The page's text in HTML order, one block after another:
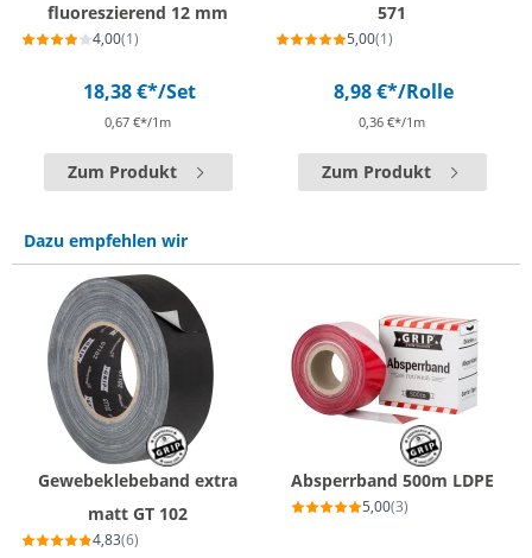
fluoreszierend 12 mm
4,00(1)
18,38 €*/Set
0,67 €*/1m
Zum Produkt
571
5,00(1)
8,98 €*/Rolle
0,36 €*/1m
Zum Produkt
Dazu empfehlen wir
Gewebeklebeband extra
matt GT 102
4,83(6)
Absperrband 500m LDPE
5,00(3)